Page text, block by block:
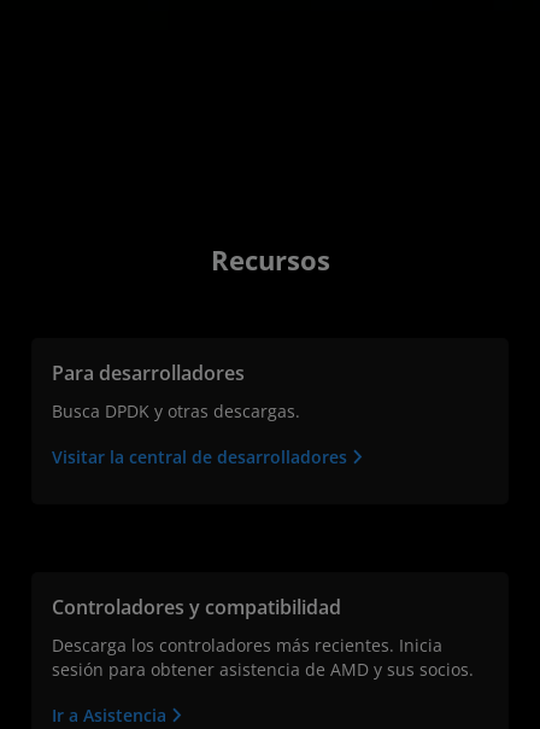
Recursos
Para desarrolladores
Busca DPDK y otras descargas.
Visitar la central de desarrolladores
Controladores y compatibilidad
Descarga los controladores más recientes. Inicia
sesión para obtener asistencia de AMD y sus socios.
Ir a Asistencia